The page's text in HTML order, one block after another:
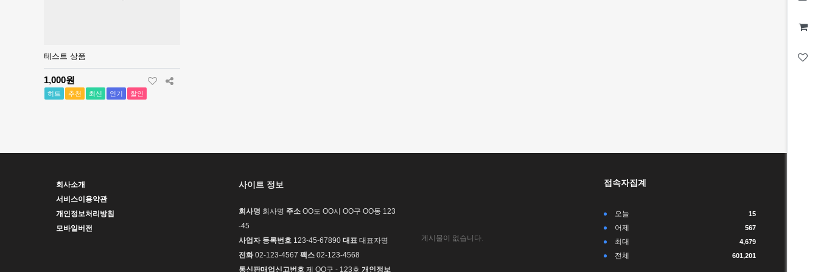
테스트 상품
1,000원
히트 추천 최신 인기 할인
회사소개
서비스이용약관
개인정보처리방침
모바일버전
사이트 정보
회사명 회사명 주소 OO도 OO시 OO구 OO동 123
-45
사업자 등록번호 123-45-67890 대표 대표자명
전화02-123-4567 팩스 02-123-4568
통신판매업신고번호 제 OO구 - 123호 개인정보
게시물이 없습니다.
접속자집계
오늘 15
어제 567
최대 4,679
전체 601,201